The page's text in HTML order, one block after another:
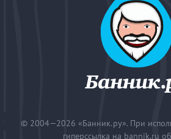
© 2004—2026 «Банник.ру». При
гиперссылка на bannik.ru